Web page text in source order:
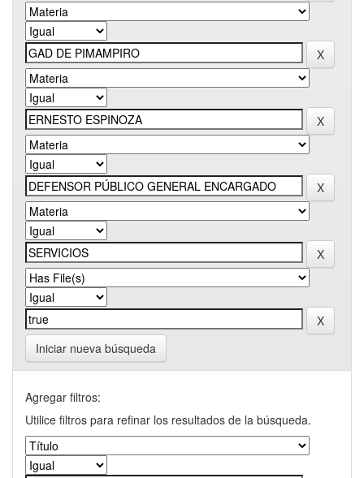
Iniciar nueva búsqueda
Agregar filtros:
Utilice filtros para refinar los resultados de la búsqueda.